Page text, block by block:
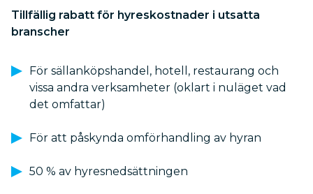
Tillfällig rabatt för hyreskostnader i utsatta
branscher
För sällanköpshandel, hotell, restaurang och
vissa andra verksamheter (oklart i nuläget vad
det omfattar)
För att påskynda omförhandling av hyran
50 % av hyresnedsättningen